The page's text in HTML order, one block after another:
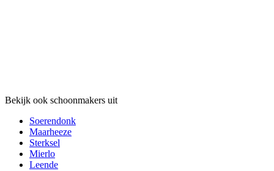
Bekijk ook schoonmakers uit
Soerendonk
Maarheeze
Sterksel
Mierlo
Leende